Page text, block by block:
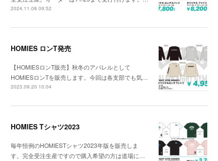
2024.11.08 09:52
HOMIES ロンT発売
【HOMIESロンT販売】秋冬のアパレルとして
HOMIESロンTを販売します。今回は各支部でも気…
2023.09.20 10:04
HOMIES Tシャツ2023
毎年恒例のHOMIESTシャツ2023年版を販売しま
す。完全受注生産ですので購入希望の方は道場に…